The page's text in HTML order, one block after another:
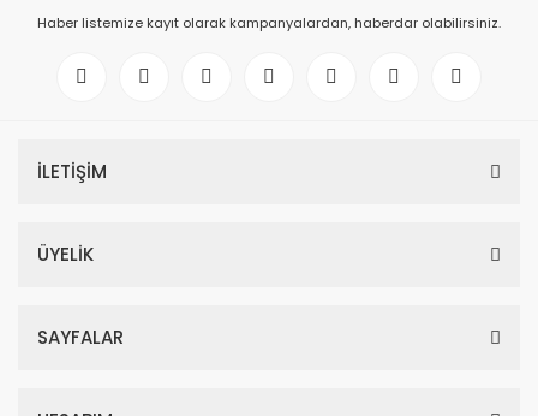
Haber listemize kayıt olarak kampanyalardan, haberdar olabilirsiniz.
İLETİŞİM
ÜYELİK
SAYFALAR